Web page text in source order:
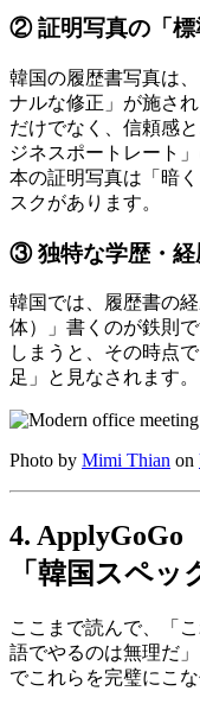
② 証明写真の「標
韓国の履歴書写真は
ナルな修正」が施さ
だけでなく、信頼感
ジネスポートレート
本の証明写真は「暗
スクがあります。
③ 独特な学歴・経
韓国では、履歴書の
体）」書くのが鉄則
しまうと、その時点
足」と見なされます。
Photo by Mimi Thian on
4. ApplyGoGo
「韓国スペ
ここまで読んで、「
語でやるのは無理だ
でこれらを完璧にこ